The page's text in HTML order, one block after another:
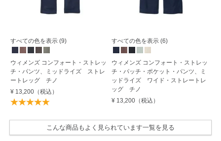
すべての色を表示 (9)
ウィメンズ コンフォート・ストレッ
チ・パンツ、ミッドライズ ストレ
ートレッグ チノ
¥ 13,200（税込）
すべての色を表示 (6)
ウィメンズ コンフォート・ストレッ
チ・パッチ・ポケット・パンツ、ミ
ッドライズ ワイド・ストレートレ
ッグ チノ
¥ 13,200 （税込）
こんな商品もよく見られています一覧を見る